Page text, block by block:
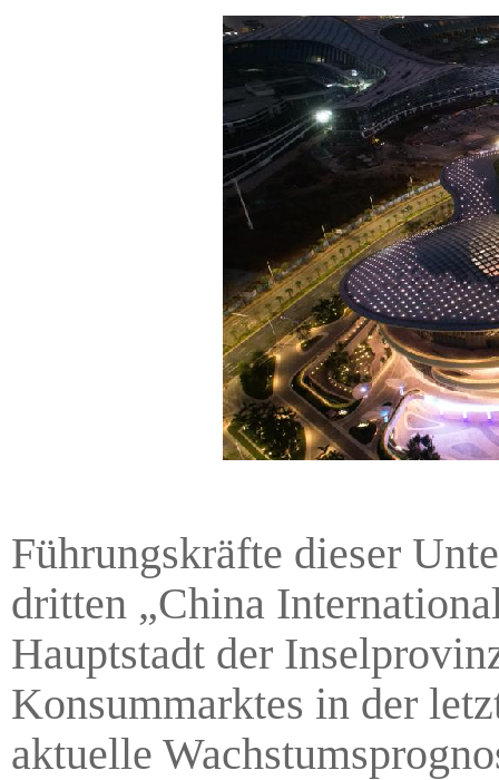
Führungskräfte dieser
dritten „China
Hauptstadt der
Konsummarktes in der
aktuelle